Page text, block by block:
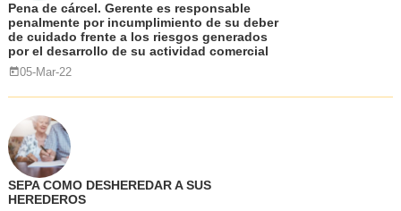
Pena de cárcel. Gerente es responsable
penalmente por incumplimiento de su deber
de cuidado frente a los riesgos generados
por el desarrollo de su actividad comercial
05-Mar-22
SEPA COMO DESHEREDAR A SUS
HEREDEROS